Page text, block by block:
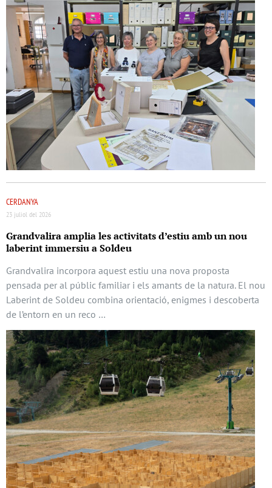
CERDANYA
23 juliol del 2026
Grandvalira amplia les activitats d’estiu amb un nou
laberint immersiu a Soldeu
Grandvalira incorpora aquest estiu una nova proposta
pensada per al públic familiar i els amants de la natura. El nou
Laberint de Soldeu combina orientació, enigmes i descoberta
de l’entorn en un reco …